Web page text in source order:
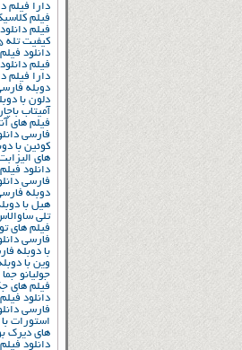
دارا فیلم
فیلم
فیلم
کیفیت تله 35 میلیمتری
دانلود
فیلم
دارا فیلم
دوبله
دلون با
آمیتاب
فیلم های
فارسی
کوئین با
های
دانلود
فارسی
دوبله
هیل با
تلی
فیلم های
فارسی
با دوبله
وین با
جولیانو
فیلم های
دانلود
فارسی
استورات
های دیرک
دانلود